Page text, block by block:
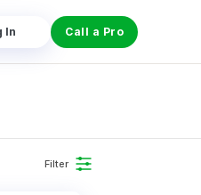
In Call a Pro
Filter